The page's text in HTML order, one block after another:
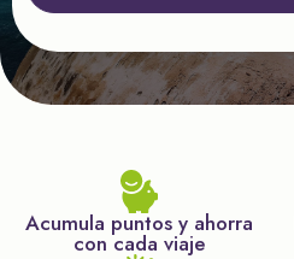
Acumula puntos y ahorra
con cada viaje